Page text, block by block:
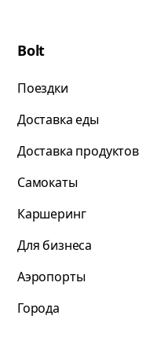
Bolt
Поездки
Доставка еды
Доставка продуктов
Самокаты
Каршеринг
Для бизнеса
Аэропорты
Города